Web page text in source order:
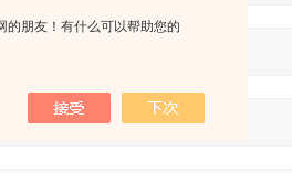
的朋友！有什么可以帮助您的